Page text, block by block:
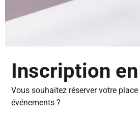
Inscription
Vous souhaitez réserver votre
événements ?